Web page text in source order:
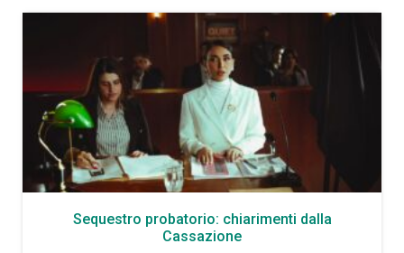
Sequestro probatorio: chiarimenti dalla
Cassazione